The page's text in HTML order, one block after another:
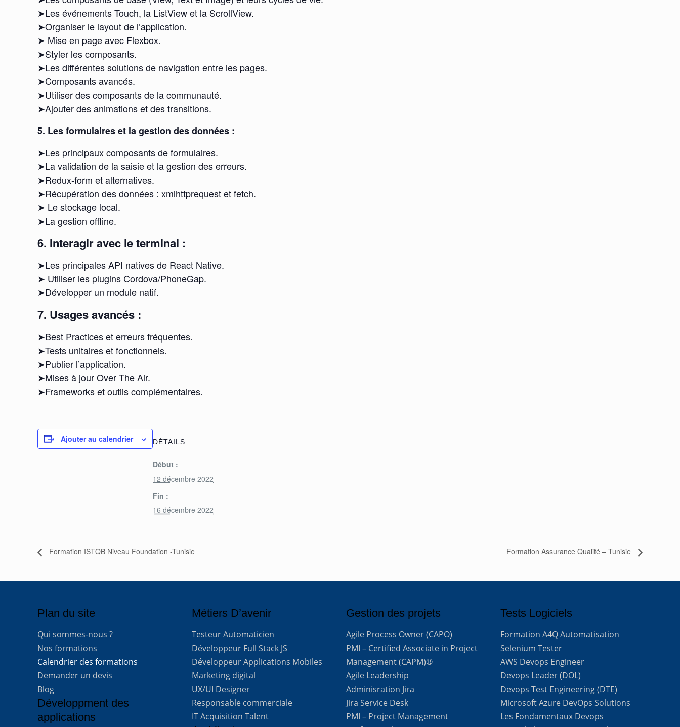
➤Les événements Touch, la ListView et la ScrollView.
➤Organiser le layout de l’application.
➤ Mise en page avec Flexbox.
➤Styler les composants.
➤Les différentes solutions de navigation entre les pages.
➤Composants avancés.
➤Utiliser des composants de la communauté.
➤Ajouter des animations et des transitions.
5. Les formulaires et la gestion des données :
➤Les principaux composants de formulaires.
➤La validation de la saisie et la gestion des erreurs.
➤Redux-form et alternatives.
➤Récupération des données : xmlhttprequest et fetch.
➤ Le stockage local.
➤La gestion offline.
6. Interagir avec le terminal :
➤Les principales API natives de React Native.
➤ Utiliser les plugins Cordova/PhoneGap.
➤Développer un module natif.
7. Usages avancés :
➤Best Practices et erreurs fréquentes.
➤Tests unitaires et fonctionnels.
➤Publier l’application.
➤Mises à jour Over The Air.
➤Frameworks et outils complémentaires.
Ajouter au calendrier DÉTAILS
Début :
12 décembre 2022
Fin :
16 décembre 2022
Formation ISTQB Niveau Foundation -Tunisie Formation Assurance Qualité – Tunisie
Plan du site
Qui sommes-nous ?
Nos formations
Calendrier des formations
Demander un devis
Blog
Développment des
applications
Métiers D’avenir
Testeur Automaticien
Développeur Full Stack JS
Développeur Applications Mobiles
Marketing digital
UX/UI Designer
Responsable commerciale
IT Acquisition Talent
Gestion des projets
Agile Process Owner (CAPO)
PMI – Certified Associate in Project
Management (CAPM)®
Agile Leadership
Adminisration Jira
Jira Service Desk
PMI – Project Management
Tests Logiciels
Formation A4Q Automatisation
Selenium Tester
AWS Devops Engineer
Devops Leader (DOL)
Devops Test Engineering (DTE)
Microsoft Azure DevOps Solutions
Les Fondamentaux Devops